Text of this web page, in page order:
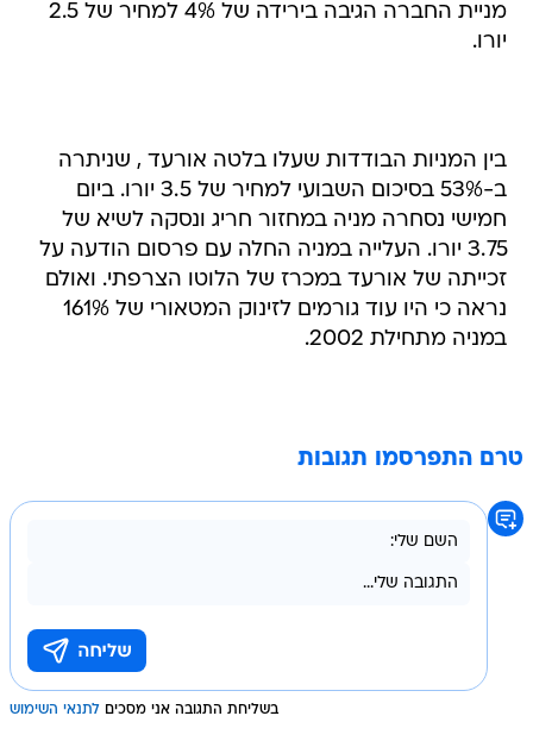
מניית החברה הגיבה בירידה של 4% למחיר של 2.5
יורו.
בין המניות הבודדות שעלו בלטה אורעד , שניתרה
ב-53% בסיכום השבועי למחיר של 3.5 יורו. ביום
חמישי נסחרה מניה במחזור חריג ונסקה לשיא של
3.75 יורו. העלייה במניה החלה עם פרסום הודעה על
זכייתה של אורעד במכרז של הלוטו הצרפתי. ואולם
נראה כי היו עוד גורמים לזינוק המטאורי של 161%
במניה מתחילת 2002.
טרם התפרסמו תגובות
בשליחת התגובה אני מסכים לתנאי השימוש